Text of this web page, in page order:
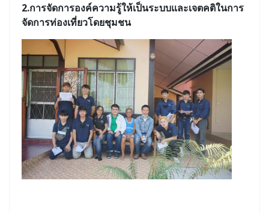
2.การจัดการองค์ความรู้ให้เป็นระบบและเจตคติในการ
จัดการท่องเที่ยวโดยชุมชน